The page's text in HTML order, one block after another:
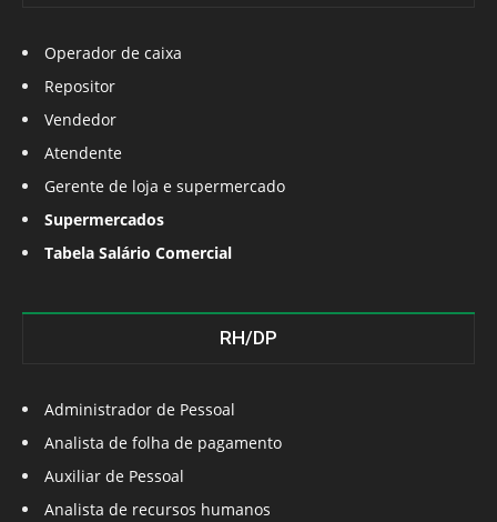
Operador de caixa
Repositor
Vendedor
Atendente
Gerente de loja e supermercado
Supermercados
Tabela Salário Comercial
RH/DP
Administrador de Pessoal
Analista de folha de pagamento
Auxiliar de Pessoal
Analista de recursos humanos